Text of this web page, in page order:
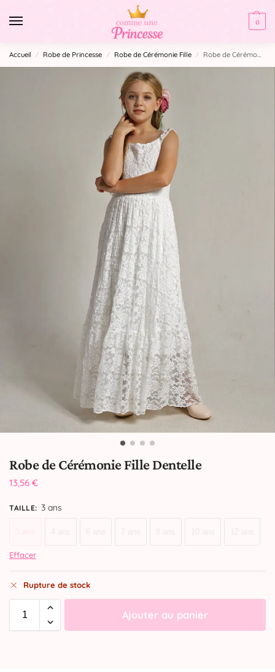
0
Accueil / Robe de Princesse / Robe de Cérémonie Fille​ / Robe de Cérémonie Fille Dentelle
Robe de Cérémonie Fille Dentelle
13,56 €
TAILLE: 3 ans
Effacer
Rupture de stock
Ajouter au panier